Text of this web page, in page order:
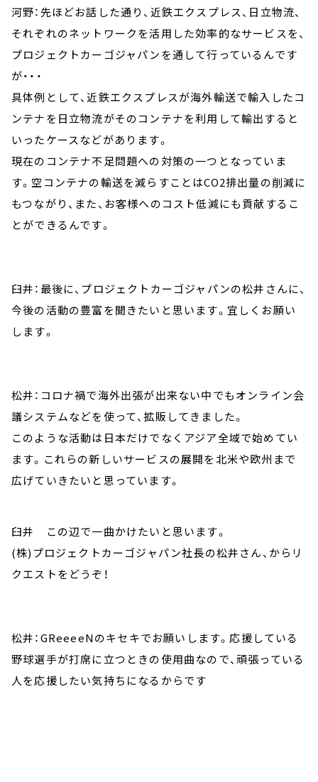
河野：先ほどお話した通り、近鉄エクスプレス、日立物流、
それぞれのネットワークを活用した効率的なサービスを、
プロジェクトカーゴジャパンを通して行っているんです
が・・・
具体例として、近鉄エクスプレスが海外輸送で輸入したコ
ンテナを日立物流がそのコンテナを利用して輸出すると
いったケースなどがあります。
現在のコンテナ不足問題への対策の一つとなっていま
す。空コンテナの輸送を減らすことはCO2排出量の削減に
もつながり、また、お客様へのコスト低減にも貢献するこ
とができるんです。
臼井：最後に、プロジェクトカーゴジャパンの松井さんに、
今後の活動の豊富を聞きたいと思います。宜しくお願い
します。
松井：コロナ禍で海外出張が出来ない中でもオンライン会
議システムなどを使って、拡販してきました。
このような活動は日本だけでなくアジア全域で始めてい
ます。これらの新しいサービスの展開を北米や欧州まで
広げていきたいと思っています。
臼井 この辺で一曲かけたいと思います。
(株)プロジェクトカーゴジャパン社長の松井さん、からリ
クエストをどうぞ！
松井：GReeeeNのキセキでお願いします。応援している
野球選手が打席に立つときの使用曲なので、頑張っている
人を応援したい気持ちになるからです